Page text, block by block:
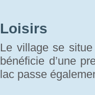
Loisirs
Le village se
bénéficie d’une
lac passe